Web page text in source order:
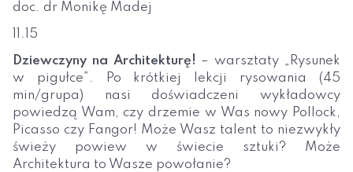
doc. dr Monikę Madej
11.15
Dziewczyny na Architekturę! – warsztaty „Rysunek
w pigułce”. Po krótkiej lekcji rysowania (45
min/grupa) nasi doświadczeni wykładowcy
powiedzą Wam, czy drzemie w Was nowy Pollock,
Picasso czy Fangor! Może Wasz talent to niezwykły
świeży powiew w świecie sztuki? Może
Architektura to Wasze powołanie?